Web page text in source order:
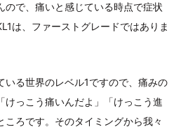
ので、痛いと感じている時点で症状
は、ファーストグレードではありま
いる世界のレベル1ですので、痛みの
けっこう痛いんだよ」「けっこう進
ろです。そのタイミングから我々